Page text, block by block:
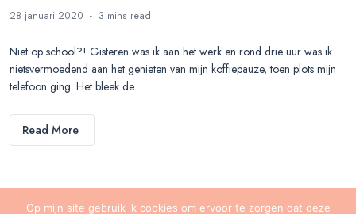
28 januari 2020 3 mins read
Niet op school?! Gisteren was ik aan het werk en rond drie uur was ik
nietsvermoedend aan het genieten van mijn koffiepauze, toen plots mijn
telefoon ging. Het bleek de…
Read More
Op mijn site gebruik ik cookies om ervoor te zorgen dat deze